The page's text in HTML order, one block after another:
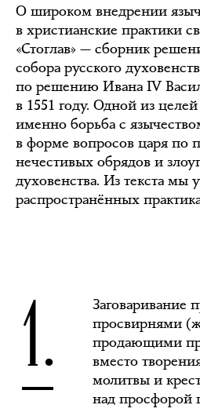
О широком внедрении
в христианские практики
«Стоглав» — сборник
собора русского
по решению Ивана IV
в 1551 году. Одной из
именно борьба с
в форме вопросов царя по
нечестивых обрядов и
духовенства. Из текста
распространённых
1.
Заговаривание
просвирнями
продающими
вместо
молитвы и
над просфорой